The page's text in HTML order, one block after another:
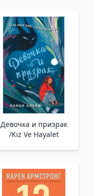
Девочка и призрак
/Kız Ve Hayalet